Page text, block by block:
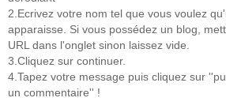
2.Ecrivez votre nom tel que vous voulez
apparaisse. Si vous possédez un blog,
URL dans l'onglet sinon laissez vide.
3.Cliquez sur continuer.
4.Tapez votre message puis cliquez sur
un commentaire'' !